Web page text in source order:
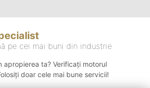
pe cei mai buni din industrie
apropierea ta? Verificați motorul
doar cele mai bune servicii!